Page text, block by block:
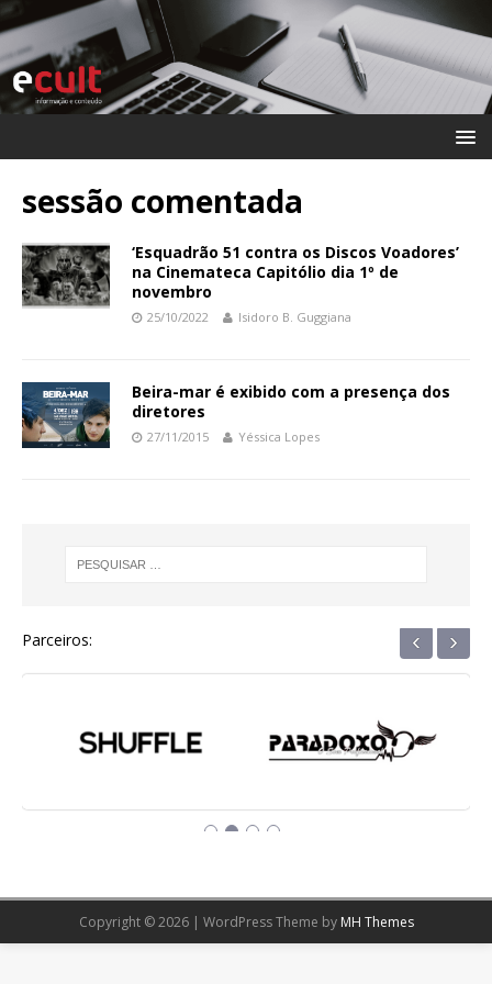
sessão comentada
‘Esquadrão 51 contra os Discos Voadores’
na Cinemateca Capitólio dia 1º de
novembro
25/10/2022 Isidoro B. Guggiana
Beira-mar é exibido com a presença dos
diretores
27/11/2015 Yéssica Lopes
Parceiros: ‹ ›
Copyright © 2026 | WordPress Theme by MH Themes